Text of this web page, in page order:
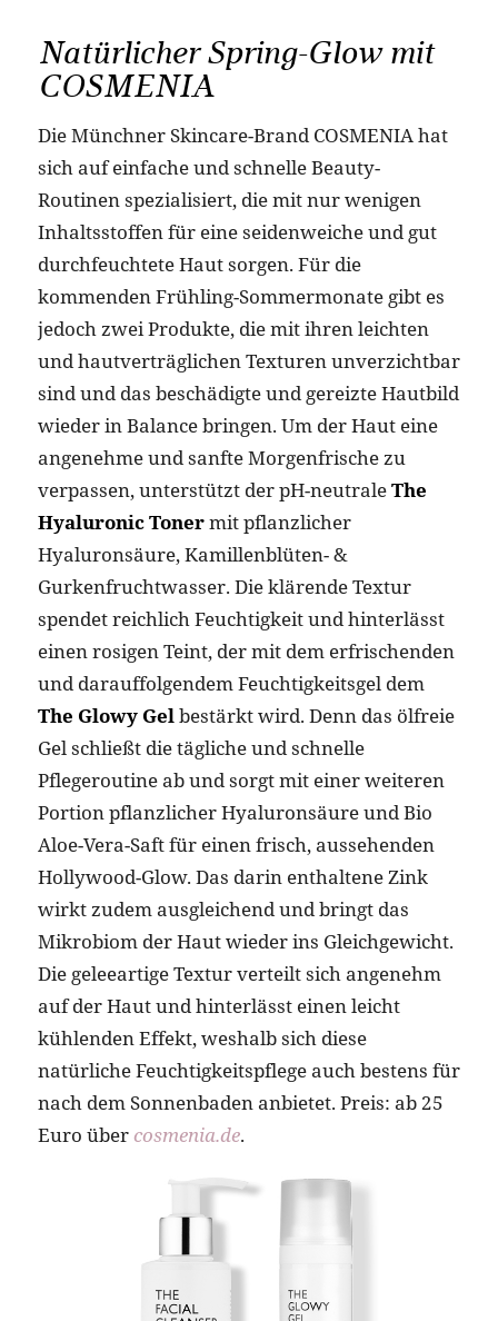
Natürlicher Spring-Glow mit
COSMENIA
Die Münchner Skincare-Brand COSMENIA hat
sich auf einfache und schnelle Beauty-
Routinen spezialisiert, die mit nur wenigen
Inhaltsstoffen für eine seidenweiche und gut
durchfeuchtete Haut sorgen. Für die
kommenden Frühling-Sommermonate gibt es
jedoch zwei Produkte, die mit ihren leichten
und hautverträglichen Texturen unverzichtbar
sind und das beschädigte und gereizte Hautbild
wieder in Balance bringen. Um der Haut eine
angenehme und sanfte Morgenfrische zu
verpassen, unterstützt der pH-neutraleThe
Hyaluronic Tonermit pflanzlicher
Hyaluronsäure, Kamillenblüten- &
Gurkenfruchtwasser. Die klärende Textur
spendet reichlich Feuchtigkeit und hinterlässt
einen rosigen Teint, der mit dem erfrischenden
und darauffolgendem Feuchtigkeitsgel dem
The Glowy Gelbestärkt wird. Denn das ölfreie
Gel schließt die tägliche und schnelle
Pflegeroutine ab und sorgt mit einer weiteren
Portion pflanzlicher Hyaluronsäure und Bio
Aloe-Vera-Saft für einen frisch, aussehenden
Hollywood-Glow. Das darin enthaltene Zink
wirkt zudem ausgleichend und bringt das
Mikrobiom der Haut wieder ins Gleichgewicht.
Die geleeartige Textur verteilt sich angenehm
auf der Haut und hinterlässt einen leicht
kühlenden Effekt, weshalb sich diese
natürliche Feuchtigkeitspflege auch bestens für
nach dem Sonnenbaden anbietet. Preis: ab 25
Euro über cosmenia.de.